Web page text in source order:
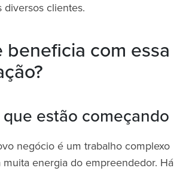
diversos clientes.
beneficia com essa
que estão começando
negócio é um trabalho complexo
energia do empreendedor. Há